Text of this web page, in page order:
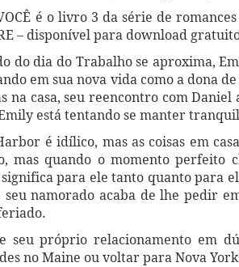
é o livro 3 da série de
– disponível para download
do dia do Trabalho se aproxima,
em sua nova vida como a dona
na casa, seu reencontro com
está tentando se manter
é idílico, mas as coisas em
mas quando o momento
para ele tanto quanto para
namorado acaba de lhe pedir
seu próprio relacionamento em
no Maine ou voltar para Nova